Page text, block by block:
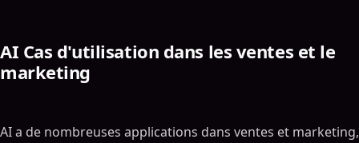
AI Cas d'utilisation dans les ventes et le
marketing
AI a de nombreuses applications dans ventes et marketing,